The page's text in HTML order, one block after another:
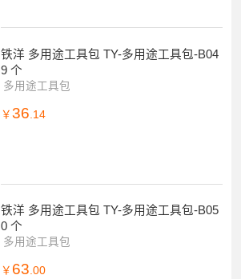
铁洋 多用途工具包 TY-多用途工具包-B04
9 个
多用途工具包
￥ 36 .14
铁洋 多用途工具包 TY-多用途工具包-B05
0 个
多用途工具包
￥ 63.00